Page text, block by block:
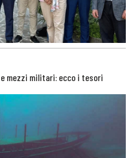
mezzi militari: ecco i tesori